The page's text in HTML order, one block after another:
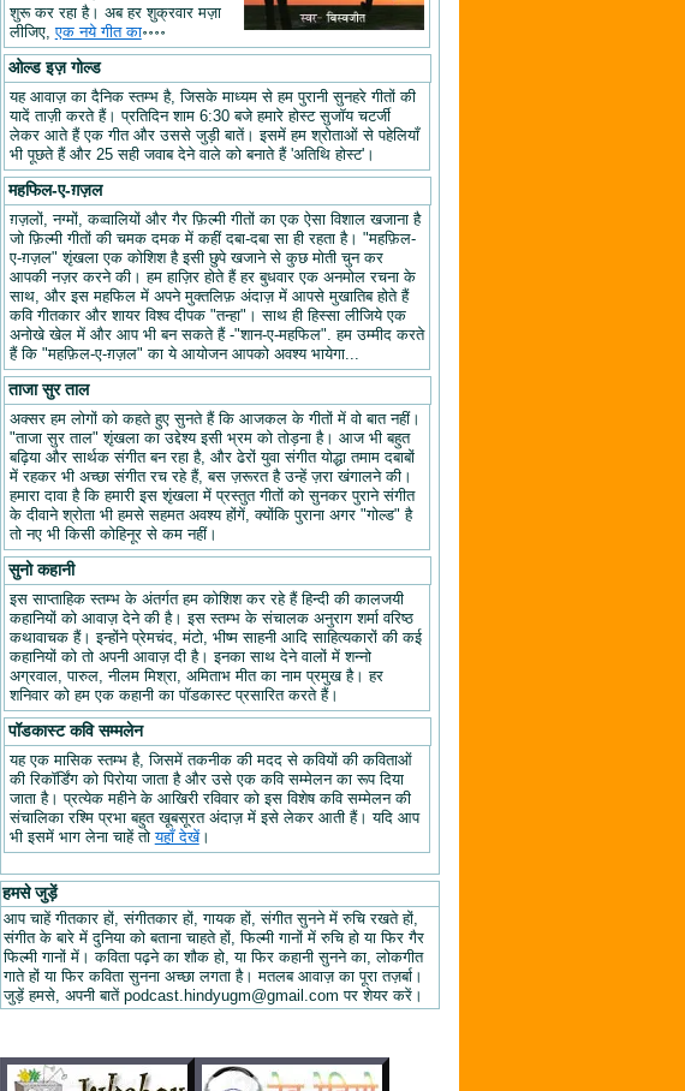
शुरू कर रहा है। अब हर शुक्रवार मज़ा
लीजिए,एक नये गीत का॰॰॰॰
ओल्ड इज़ गोल्ड
यह आवाज़ का दैनिक स्तम्भ है, जिसके माध्यम से हम पुरानी सुनहरे गीतों की
यादें ताज़ी करते हैं। प्रतिदिन शाम 6:30 बजे हमारे होस्ट सुजॉय चटर्जी
लेकर आते हैं एक गीत और उससे जुड़ी बातें। इसमें हम श्रोताओं से पहेलियाँ
भी पूछते हैं और 25 सही जवाब देने वाले को बनाते हैं 'अतिथि होस्ट'।
महफिल-ए-ग़ज़ल
ग़ज़लों, नग्मों, कव्वालियों और गैर फ़िल्मी गीतों का एक ऐसा विशाल खजाना है
जो फ़िल्मी गीतों की चमक दमक में कहीं दबा-दबा सा ही रहता है। "महफ़िल-
ए-ग़ज़ल" शृंखला एक कोशिश है इसी छुपे खजाने से कुछ मोती चुन कर
आपकी नज़र करने की। हम हाज़िर होते हैं हर बुधवार एक अनमोल रचना के
साथ, और इस महफिल में अपने मुक्तलिफ़ अंदाज़ में आपसे मुखातिब होते हैं
कवि गीतकार और शायर विश्व दीपक "तन्हा"। साथ ही हिस्सा लीजिये एक
अनोखे खेल में और आप भी बन सकते हैं -"शान-ए-महफिल". हम उम्मीद करते
हैं कि "महफ़िल-ए-ग़ज़ल" का ये आयोजन आपको अवश्य भायेगा...
ताजा सुर ताल
अक्सर हम लोगों को कहते हुए सुनते हैं कि आजकल के गीतों में वो बात नहीं।
"ताजा सुर ताल" शृंखला का उद्देश्य इसी भ्रम को तोड़ना है। आज भी बहुत
बढ़िया और सार्थक संगीत बन रहा है, और ढेरों युवा संगीत योद्धा तमाम दबाबों
में रहकर भी अच्छा संगीत रच रहे हैं, बस ज़रूरत है उन्हें ज़रा खंगालने की।
हमारा दावा है कि हमारी इस शृंखला में प्रस्तुत गीतों को सुनकर पुराने संगीत
के दीवाने श्रोता भी हमसे सहमत अवश्य होंगें, क्योंकि पुराना अगर "गोल्ड" है
तो नए भी किसी कोहिनूर से कम नहीं।
सुनो कहानी
इस साप्ताहिक स्तम्भ के अंतर्गत हम कोशिश कर रहे हैं हिन्दी की कालजयी
कहानियों को आवाज़ देने की है। इस स्तम्भ के संचालक अनुराग शर्मा वरिष्ठ
कथावाचक हैं। इन्होंने प्रेमचंद, मंटो, भीष्म साहनी आदि साहित्यकारों की कई
कहानियों को तो अपनी आवाज़ दी है। इनका साथ देने वालों में शन्नो
अग्रवाल, पारुल, नीलम मिश्रा, अमिताभ मीत का नाम प्रमुख है। हर
शनिवार को हम एक कहानी का पॉडकास्ट प्रसारित करते हैं।
पॉडकास्ट कवि सम्मलेन
यह एक मासिक स्तम्भ है, जिसमें तकनीक की मदद से कवियों की कविताओं
की रिकॉर्डिंग को पिरोया जाता है और उसे एक कवि सम्मेलन का रूप दिया
जाता है। प्रत्येक महीने के आखिरी रविवार को इस विशेष कवि सम्मेलन की
संचालिका रश्मि प्रभा बहुत खूबसूरत अंदाज़ में इसे लेकर आती हैं। यदि आप
भी इसमें भाग लेना चाहें तोयहाँ देखें।
हमसे जुड़ें
आप चाहें गीतकार हों, संगीतकार हों, गायक हों, संगीत सुनने में रुचि रखते हों,
संगीत के बारे में दुनिया को बताना चाहते हों, फिल्मी गानों में रुचि हो या फिर गैर
फिल्मी गानों में। कविता पढ़ने का शौक हो, या फिर कहानी सुनने का, लोकगीत
गाते हों या फिर कविता सुनना अच्छा लगता है। मतलब आवाज़ का पूरा तज़र्बा।
जुड़ें हमसे, अपनी बातें podcast.hindyugm@gmail.com पर शेयर करें।